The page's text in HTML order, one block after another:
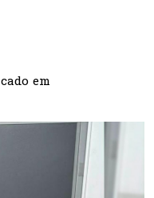
em